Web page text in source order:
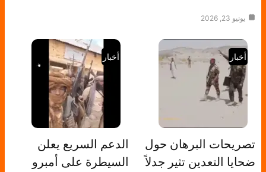
يونيو 23, 2026
أخبار
تصريحات البرهان حول
ضحايا التعدين تثير جدلاً
أخبار
الدعم السريع يعلن
السيطرة على أمبرو